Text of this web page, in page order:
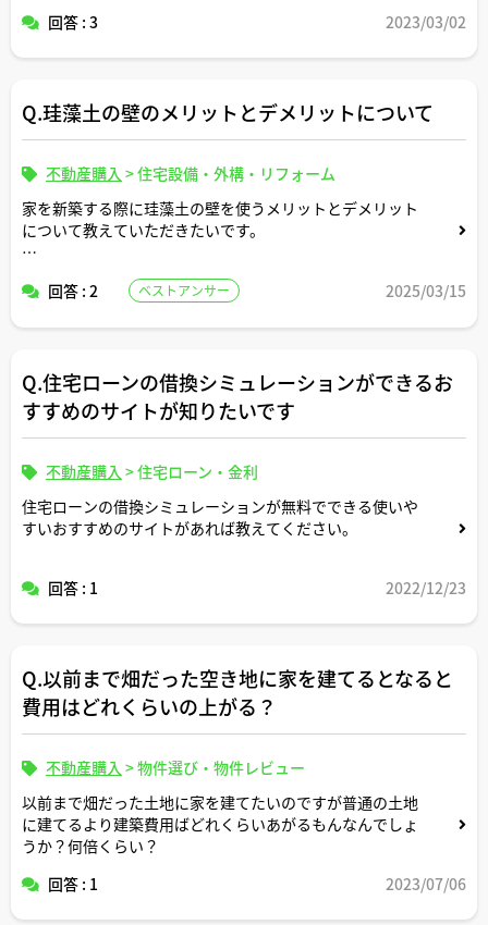
ットを知りたいです
回答 : 3 2023/03/02
Q.珪藻土の壁のメリットとデメリットについて
不動産購入 >住宅設備・外構・リフォーム
家を新築する際に珪藻土の壁を使うメリットとデメリット
について教えていただきたいです。
回答 : 2 ベストアンサー 2025/03/15
Q.住宅ローンの借換シミュレーションができるお
すすめのサイトが知りたいです
不動産購入 >住宅ローン・金利
住宅ローンの借換シミュレーションが無料でできる使いや
すいおすすめのサイトがあれば教えてください。
回答 : 1 2022/12/23
Q.以前まで畑だった空き地に家を建てるとなると
費用はどれくらいの上がる？
不動産購入 >物件選び・物件レビュー
以前まで畑だった土地に家を建てたいのですが普通の土地
に建てるより建築費用ばどれくらいあがるもんなんでしょ
うか？何倍くらい？
回答 : 1
2023/07/06